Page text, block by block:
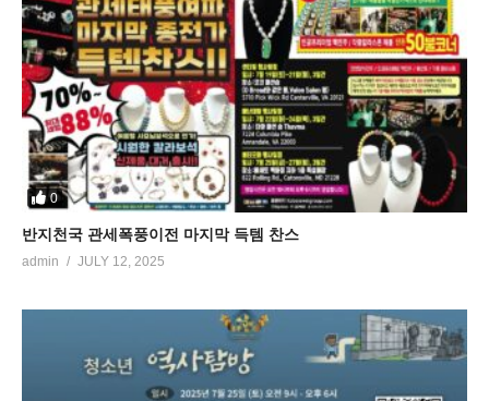
0
반지천국 관세폭풍이전 마지막 득템 찬스
admin JULY 12, 2025